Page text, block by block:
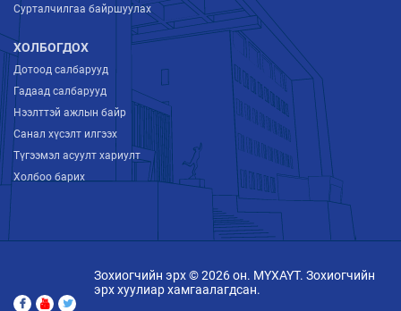
Сурталчилгаа байршуулах
ХОЛБОГДОХ
Дотоод салбарууд
Гадаад салбарууд
Нээлттэй ажлын байр
Санал хүсэлт илгээх
Түгээмэл асуулт хариулт
Холбоо барих
Зохиогчийн эрх © 2026 он. МҮХАҮТ. Зохиогчийн
эрх хуулиар хамгаалагдсан.